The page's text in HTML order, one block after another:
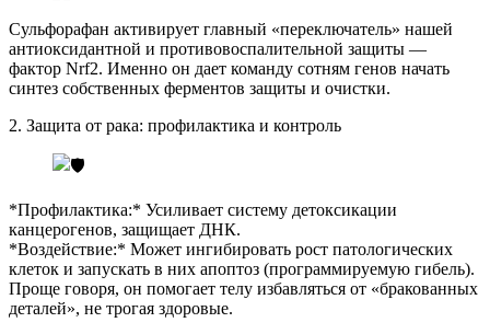
Сульфорафан активирует главный «переключатель» нашей
антиоксидантной и противовоспалительной защиты —
фактор Nrf2. Именно он дает команду сотням генов начать
синтез собственных ферментов защиты и очистки.
2. Защита от рака: профилактика и контроль
*Профилактика:* Усиливает систему детоксикации
канцерогенов, защищает ДНК.
*Воздействие:* Может ингибировать рост патологических
клеток и запускать в них апоптоз (программируемую гибель).
Проще говоря, он помогает телу избавляться от «бракованных
деталей», не трогая здоровые.